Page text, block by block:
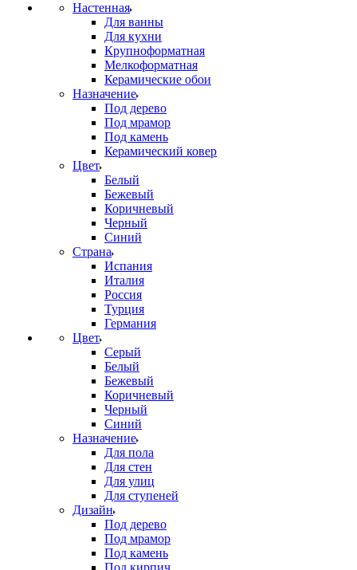
Настенная
Для ванны
Для кухни
Крупноформатная
Мелкоформатная
Керамические обои
Назначение
Под дерево
Под мрамор
Под камень
Керамический ковер
Цвет
Белый
Бежевый
Коричневый
Черный
Синий
Страна
Испания
Италия
Россия
Турция
Германия
Цвет
Серый
Белый
Бежевый
Коричневый
Черный
Синий
Назначение
Для пола
Для стен
Для улиц
Для ступеней
Дизайн
Под дерево
Под мрамор
Под камень